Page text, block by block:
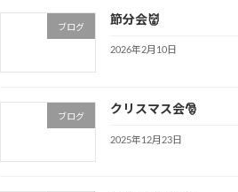
ブログ
節分会👹
2026年2月10日
ブログ
クリスマス会🎅
2025年12月23日